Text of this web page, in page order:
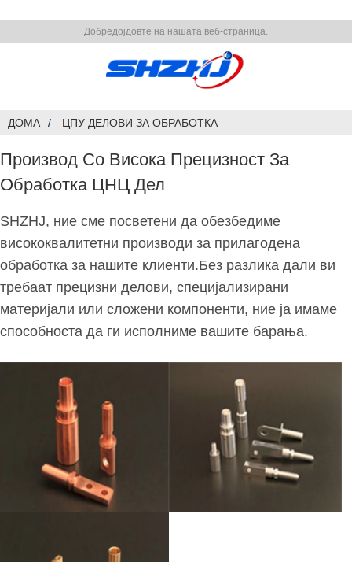
Добредојдовте на нашата веб-страница.
ДОМА ЦПУ ДЕЛОВИ ЗА ОБРАБОТКА
Производ Со Висока Прецизност За
Обработка ЦНЦ Дел
SHZHJ, ние сме посветени да обезбедиме
висококвалитетни производи за прилагодена
обработка за нашите клиенти.Без разлика дали ви
требаат прецизни делови, специјализирани
материјали или сложени компоненти, ние ја имаме
способноста да ги исполниме вашите барања.